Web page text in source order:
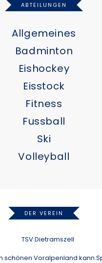
ABTEILUNGEN
Allgemeines
Badminton
Eishockey
Eisstock
Fitness
Fussball
Ski
Volleyball
DER VEREIN
schönen Voralpenland kann